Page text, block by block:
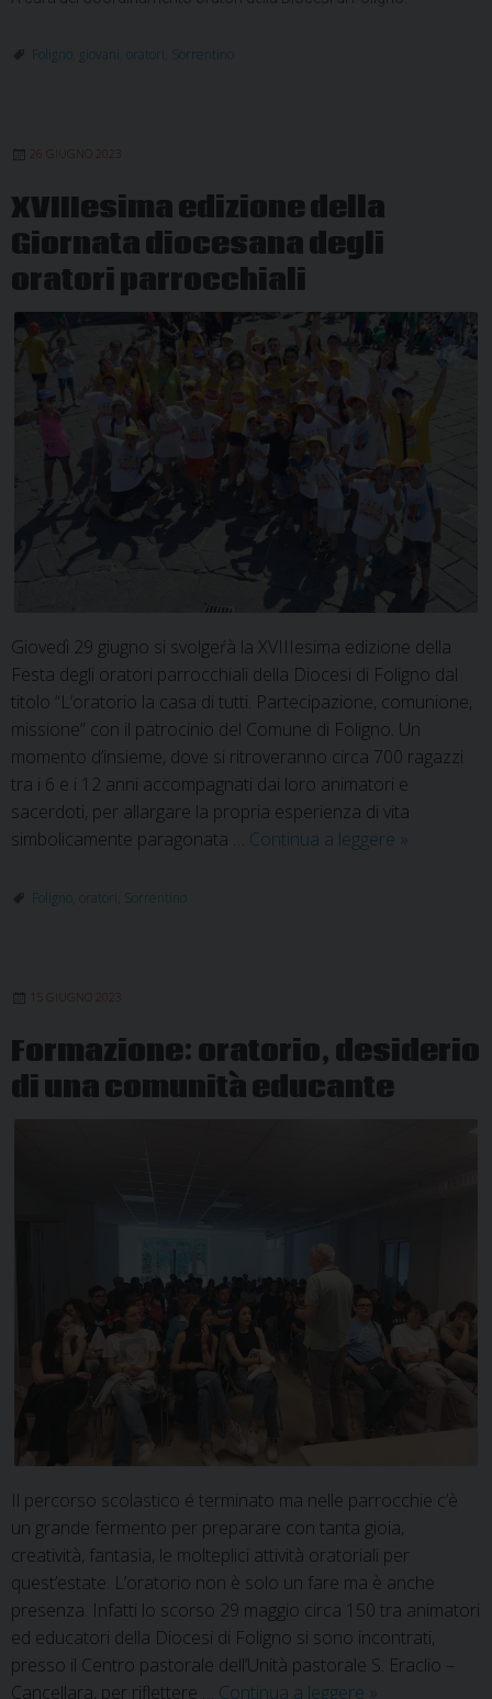
Foligno giovani oratori Sorrentino
26 GIUGNO 2023
XVIIIesima edizione della
Giornata diocesana degli
oratori parrocchiali
Giovedì 29 giugno si svolgeŕà la XVIIIesima edizione della
Festa degli oratori parrocchiali della Diocesi di Foligno dal
titolo “L’oratorio la casa di tutti. Partecipazione, comunione,
missione” con il patrocinio del Comune di Foligno. Un
momento d’insieme, dove si ritroveranno circa 700 ragazzi
tra i 6 e i 12 anni accompagnati dai loro animatori e
sacerdoti, per allargare la propria esperienza di vita
simbolicamente paragonata … Continua a leggere XVIIIesima
»
Foligno oratori Sorrentino
15 GIUGNO 2023
Formazione: oratorio, desiderio
di una comunità educante
Il percorso scolastico é terminato ma nelle parrocchie c’è
un grande fermento per preparare con tanta gioia,
creatività, fantasia, le molteplici attività oratoriali per
quest’estate. L’oratorio non è solo un fare ma è anche
presenza. Infatti lo scorso 29 maggio circa 150 tra animatori
ed educatori della Diocesi di Foligno si sono incontrati,
presso il Centro pastorale dell’Unità pastorale S. Eraclio –
Cancellara, per riflettere … Continua a leggere Formazione:
»